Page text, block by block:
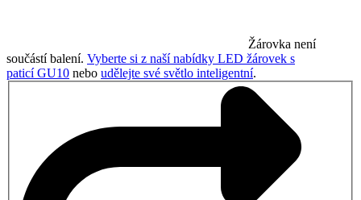
Žárovka není
součástí balení. Vyberte si z naší nabídky LED žárovek s
paticí GU10 nebo udělejte své světlo inteligentní.